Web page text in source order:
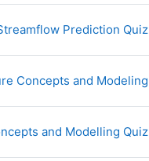
Prediction Quiz
Concepts and Modeling
and Modelling Quiz